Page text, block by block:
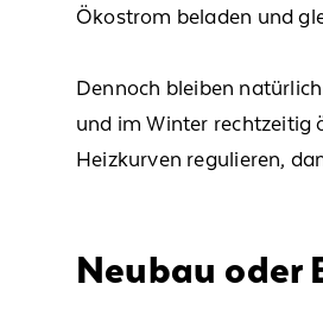
Ökostrom beladen und
Dennoch bleiben
und im Winter rechtzeitig
Heizkurven regulieren,
Neubau oder